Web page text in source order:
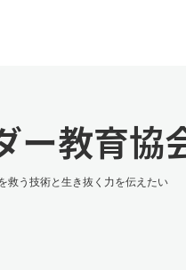
ー教育協
救う技術と生き抜く力を伝えたい